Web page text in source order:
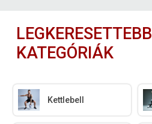
LEGKERESETTEBB
KATEGÓRIÁK
Kettlebell